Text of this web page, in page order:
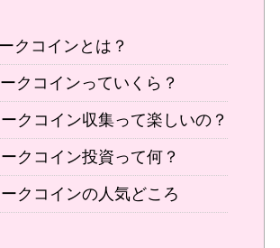
クコインとは？
クコインっていくら？
クコイン収集って楽しいの？
クコイン投資って何？
クコインの人気どころ